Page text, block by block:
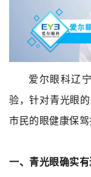
爱尔眼科辽
验，针对青光眼
市民的眼健康保驾
一、青光眼确实